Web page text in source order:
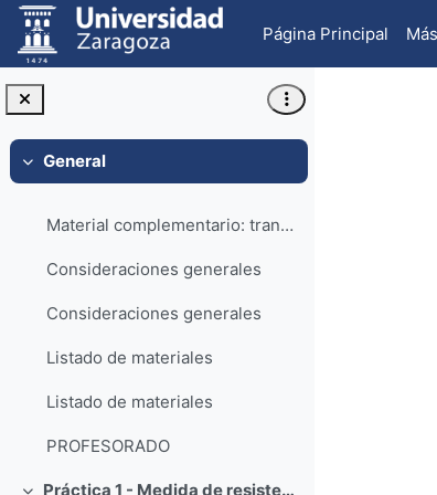
Salta al contenido principal
Página Principal
Más
Colapsar
General
Material complementario: transcripción y diapositivas del video
Consideraciones generales
Consideraciones generales
Listado de materiales
Listado de materiales
PROFESORADO
Práctica 1 - Medida de resistencia, tensión y corriente: el multímetro